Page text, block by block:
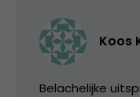
Koos
Belachelijke